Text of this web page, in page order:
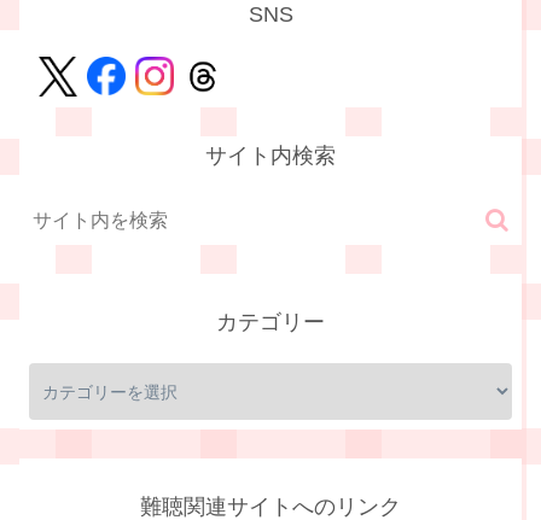
SNS
サイト内検索
カテゴリー
難聴関連サイトへのリンク